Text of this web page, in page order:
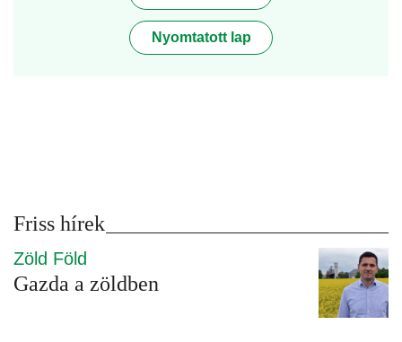
Nyomtatott lap
Friss hírek
Zöld Föld
Gazda a zöldben